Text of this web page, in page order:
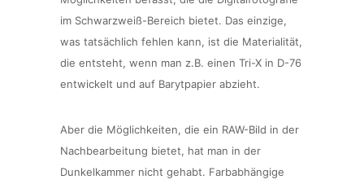
im Schwarzweiß-Bereich bietet. Das einzige,
was tatsächlich fehlen kann, ist die Materialität,
die entsteht, wenn man z.B. einen Tri-X in D-76
entwickelt und auf Barytpapier abzieht.
Aber die Möglichkeiten, die ein RAW-Bild in der
Nachbearbeitung bietet, hat man in der
Dunkelkammer nicht gehabt. Farbabhängige